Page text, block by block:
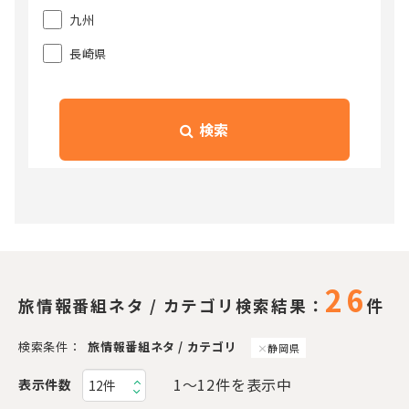
九州
長崎県
検索
旅情報番組ネタ / カテゴリ検索結果： 26 件
検索条件： 旅情報番組ネタ / カテゴリ 静岡県
表示件数 1〜12件を表示中